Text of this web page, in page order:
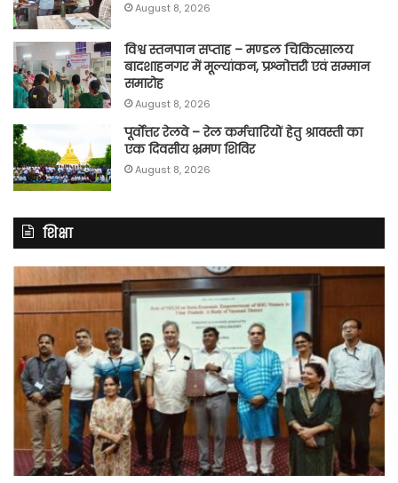
August 8, 2026
विश्व स्तनपान सप्ताह – मण्डल चिकित्सालय
बादशाहनगर में मूल्यांकन, प्रश्नोत्तरी एवं सम्मान
समारोह
August 8, 2026
पूर्वाेत्तर रेलवे – रेल कर्मचारियों हेतु श्रावस्ती का
एक दिवसीय भ्रमण शिविर
August 8, 2026
शिक्षा